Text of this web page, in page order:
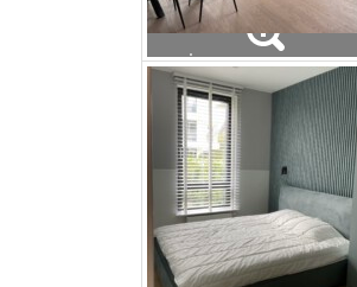
Żaluzje drewniane
Żaluzje drewniane